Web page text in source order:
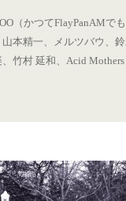
（かつてFlayPanAMで
本精一、メルツバウ、鈴
竹村 延和、Acid Mothers